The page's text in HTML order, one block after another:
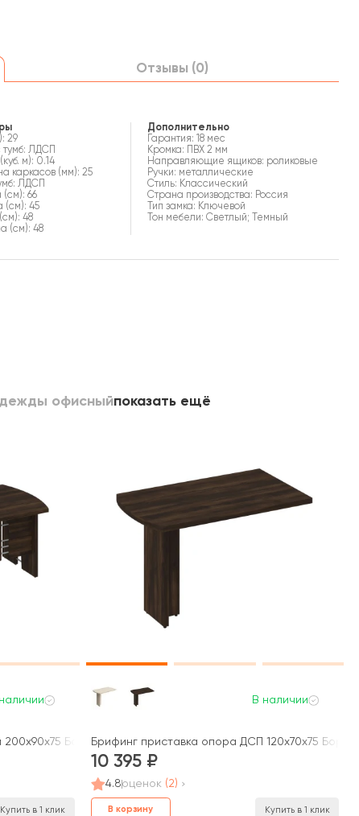
Отзывы (0)
29
тумб: ЛДСП
м): 0.14
каркасов (мм): 25
ЛДСП
(см): 66
(см): 45
48
(см): 48
Дополнительно
Гарантия: 18 мес
Кромка: ПВХ 2 мм
Направляющие ящиков: роликовые
Ручки: металлические
Стиль: Классический
Страна производства: Россия
Тип замка: Ключевой
Тон мебели: Светлый; Темный
офисныйпоказать ещё
Борн
Купить в 1 клик
В наличии
Брифинг приставка опора ДСП 120x70x75 Борн
10 395
4.8оценок (2)
В корзину Купить в 1 клик